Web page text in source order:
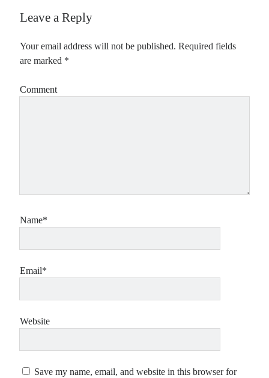
Leave a Reply
Your email address will not be published. Required fields
are marked *
Comment
Name*
Email*
Website
Save my name, email, and website in this browser for